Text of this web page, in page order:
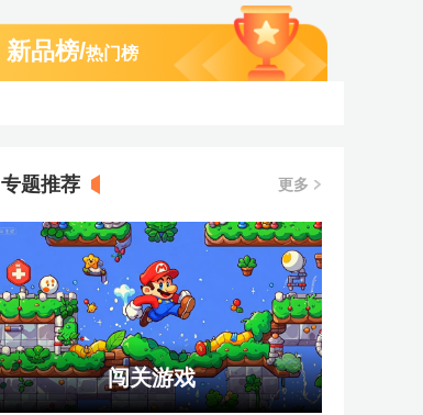
新品榜/热门榜
专题推荐 更多
闯关游戏